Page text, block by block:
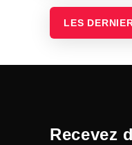
LES
Recevez